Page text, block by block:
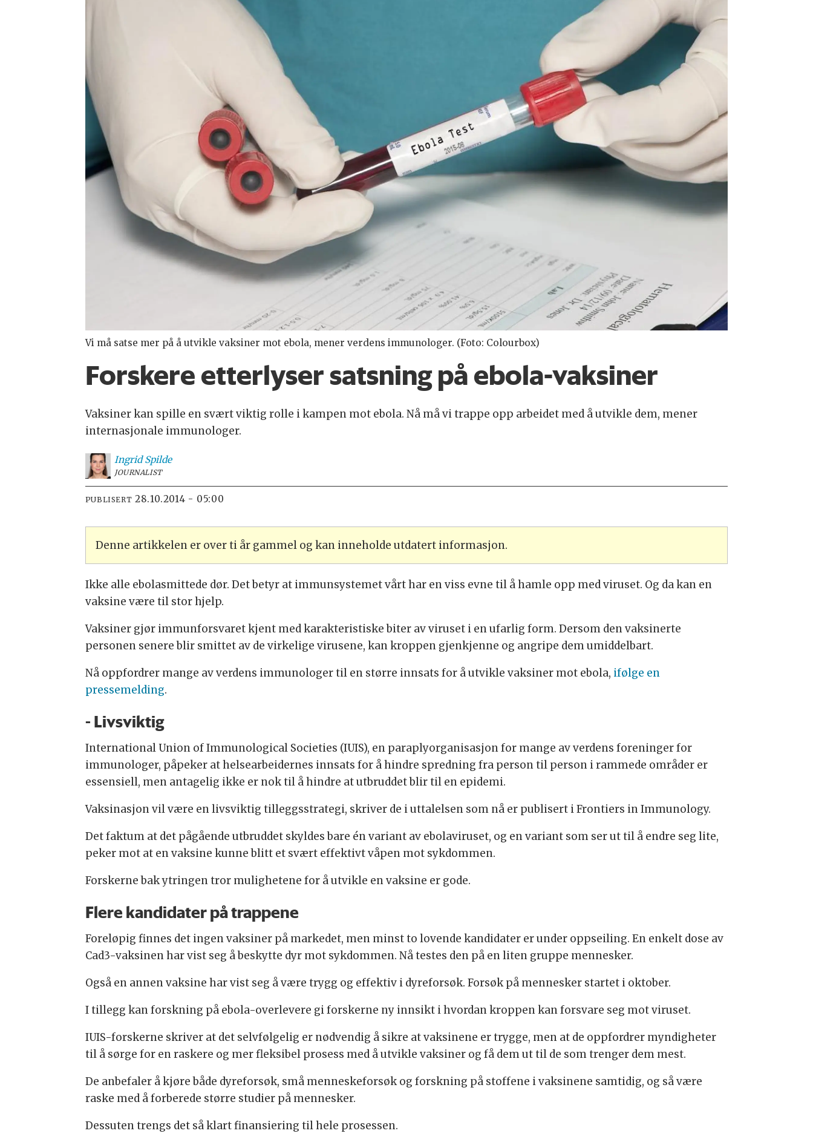
Vi må satse mer på å utvikle vaksiner mot ebola, mener verdens immunologer. (Foto: Colourbox)
Forskere etterlyser satsning på ebola-vaksiner
Vaksiner kan spille en svært viktig rolle i kampen mot ebola. Nå må vi trappe opp arbeidet med å utvikle dem, mener
internasjonale immunologer.
Ingrid Spilde
JOURNALIST
PUBLISERT 28.10.2014 - 05:00
Denne artikkelen er over ti år gammel og kan inneholde utdatert informasjon.
Ikke alle ebolasmittede dør. Det betyr at immunsystemet vårt har en viss evne til å hamle opp med viruset. Og da kan en
vaksine være til stor hjelp.
Vaksiner gjør immunforsvaret kjent med karakteristiske biter av viruset i en ufarlig form. Dersom den vaksinerte
personen senere blir smittet av de virkelige virusene, kan kroppen gjenkjenne og angripe dem umiddelbart.
Nå oppfordrer mange av verdens immunologer til en større innsats for å utvikle vaksiner mot ebola, ifølge en
pressemelding.
- Livsviktig
International Union of Immunological Societies (IUIS), en paraplyorganisasjon for mange av verdens foreninger for
immunologer, påpeker at helsearbeidernes innsats for å hindre spredning fra person til person i rammede områder er
essensiell, men antagelig ikke er nok til å hindre at utbruddet blir til en epidemi.
Vaksinasjon vil være en livsviktig tilleggsstrategi, skriver de i uttalelsen som nå er publisert i Frontiers in Immunology.
Det faktum at det pågående utbruddet skyldes bare én variant av ebolaviruset, og en variant som ser ut til å endre seg lite,
peker mot at en vaksine kunne blitt et svært effektivt våpen mot sykdommen.
Forskerne bak ytringen tror mulighetene for å utvikle en vaksine er gode.
Flere kandidater på trappene
Foreløpig finnes det ingen vaksiner på markedet, men minst to lovende kandidater er under oppseiling. En enkelt dose av
Cad3-vaksinen har vist seg å beskytte dyr mot sykdommen. Nå testes den på en liten gruppe mennesker.
Også en annen vaksine har vist seg å være trygg og effektiv i dyreforsøk. Forsøk på mennesker startet i oktober.
I tillegg kan forskning på ebola-overlevere gi forskerne ny innsikt i hvordan kroppen kan forsvare seg mot viruset.
IUIS-forskerne skriver at det selvfølgelig er nødvendig å sikre at vaksinene er trygge, men at de oppfordrer myndigheter
til å sørge for en raskere og mer fleksibel prosess med å utvikle vaksiner og få dem ut til de som trenger dem mest.
De anbefaler å kjøre både dyreforsøk, små menneskeforsøk og forskning på stoffene i vaksinene samtidig, og så være
raske med å forberede større studier på mennesker.
Dessuten trengs det så klart finansiering til hele prosessen.